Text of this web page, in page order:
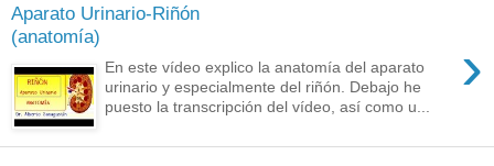
Aparato Urinario-Riñón
(anatomía)
›
En este vídeo explico la anatomía del aparato
urinario y especialmente del riñón. Debajo he
puesto la transcripción del vídeo, así como u...